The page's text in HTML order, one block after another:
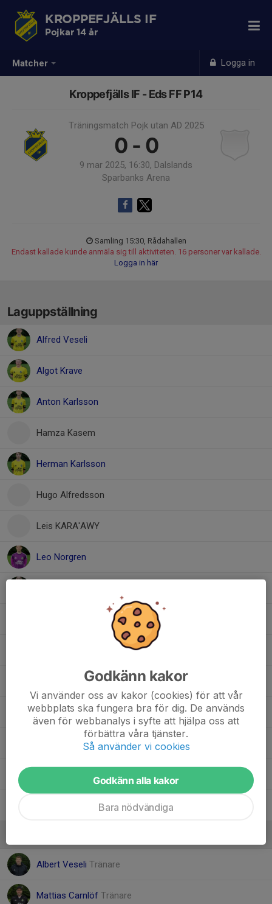
Matcher Logga in
KROPPEFJÄLLS IF
Pojkar 14 år
Kroppefjälls IF - Eds FF P14
Träningsmatch Pojk utan AD 2025
0 - 0
9 mar 2025, 16:30, Dalslands
Sparbanks Arena
Samling 15:30, Rådahallen
Endast kallade kunde anmäla sig till aktiviteten. 16 personer var kallade.
Logga in här
Laguppställning
Alfred Veseli
Algot Krave
Anton Karlsson
Hamza Kasem
Herman Karlsson
Hugo Alfredsson
Leis KARA'AWY
Leo Norgren
Mhd Yazan Jeblaoui
Oscar Mellander
Rupert Stewart
Albert Veseli Tränare
Mattias Carnlöf Tränare
Godkänn kakor
Vi använder oss av kakor (cookies) för att vår
webbplats ska fungera bra för dig. De används
även för webbanalys i syfte att hjälpa oss att
förbättra våra tjänster.
Så använder vi cookies
Godkänn alla kakor
Bara nödvändiga